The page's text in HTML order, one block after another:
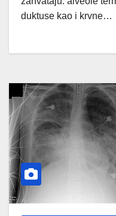
duktuse kao i krvne…